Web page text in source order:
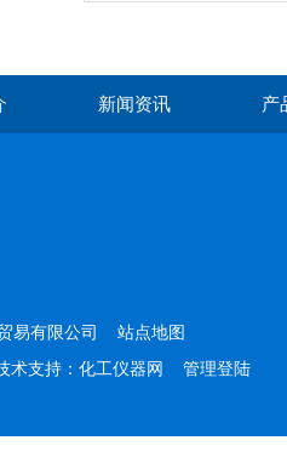
新闻资讯 产
易有限公司 站点地图
支持： 化工仪器网 管理登陆